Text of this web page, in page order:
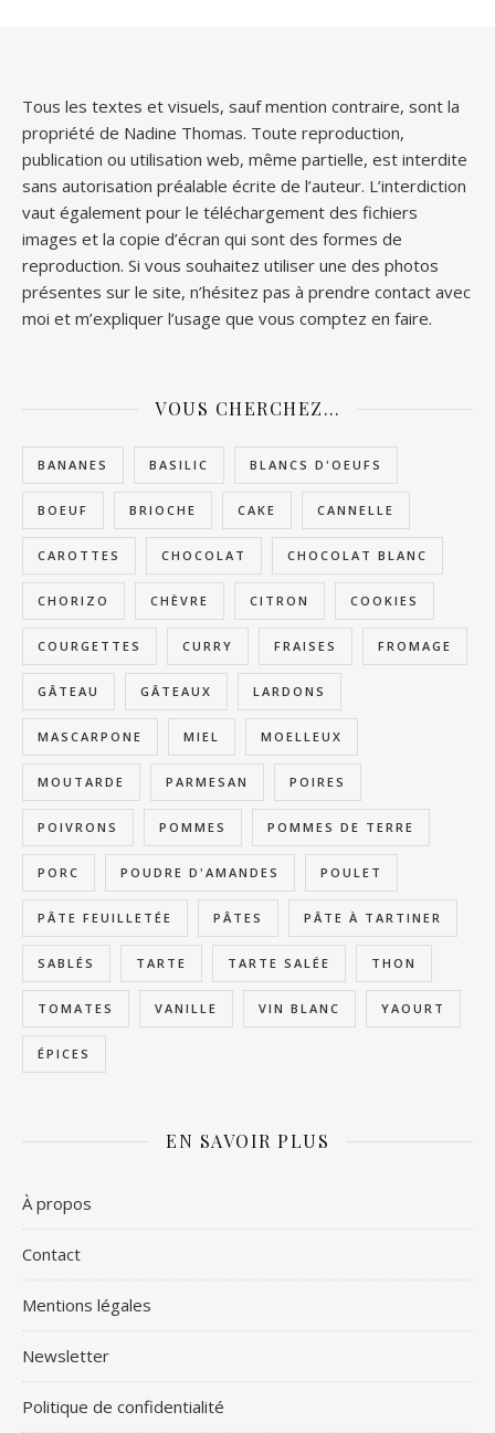
Tous les textes et visuels, sauf mention contraire, sont la
propriété de Nadine Thomas. Toute reproduction,
publication ou utilisation web, même partielle, est interdite
sans autorisation préalable écrite de l’auteur. L’interdiction
vaut également pour le téléchargement des fichiers
images et la copie d’écran qui sont des formes de
reproduction. Si vous souhaitez utiliser une des photos
présentes sur le site, n’hésitez pas à prendre contact avec
moi et m’expliquer l’usage que vous comptez en faire.
VOUS CHERCHEZ…
BANANES BASILIC BLANCS D'OEUFS
BOEUF BRIOCHE CAKE CANNELLE
CAROTTES CHOCOLAT CHOCOLAT BLANC
CHORIZO CHÈVRE CITRON COOKIES
COURGETTES CURRY FRAISES FROMAGE
GÂTEAU GÂTEAUX LARDONS
MASCARPONE MIEL MOELLEUX
MOUTARDE PARMESAN POIRES
POIVRONS POMMES POMMES DE TERRE
PORC POUDRE D'AMANDES POULET
PÂTE FEUILLETÉE PÂTES PÂTE À TARTINER
SABLÉS TARTE TARTE SALÉE THON
TOMATES VANILLE VIN BLANC YAOURT
ÉPICES
EN SAVOIR PLUS
À propos
Contact
Mentions légales
Newsletter
Politique de confidentialité